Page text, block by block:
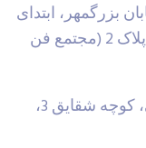
ابتدای
خیابان فریمان بن بست بوجاری صفت، پلاک 2 (مجتمع فن
تهران، شهرک ولی‌عصر جنوبی، کوچه شقایق 3،